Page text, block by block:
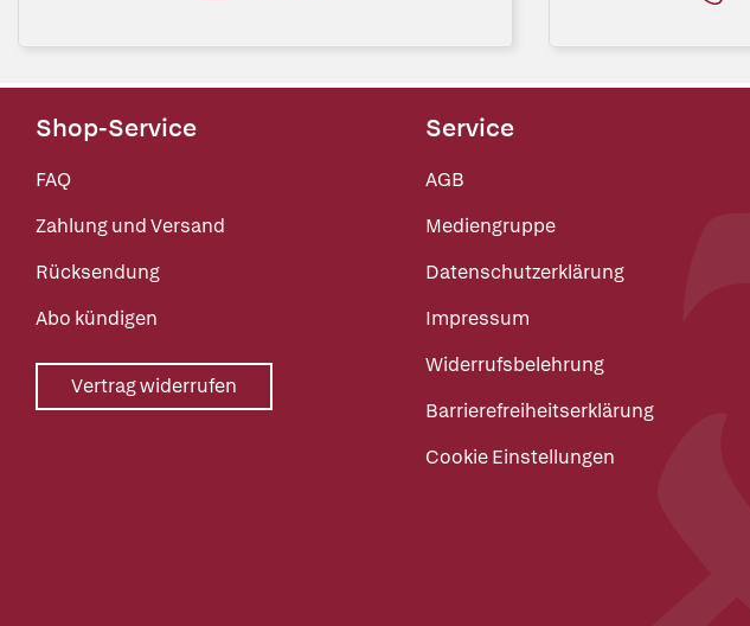
Shop-Service
FAQ
Zahlung und Versand
Rücksendung
Abo kündigen
Vertrag widerrufen
Service
AGB
Mediengruppe
Datenschutzerklärung
Impressum
Widerrufsbelehrung
Barrierefreiheitserklärung
Cookie Einstellungen